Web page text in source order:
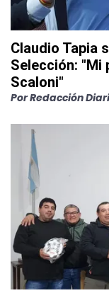
Claudio Tapia
Selección: "Mi
Scaloni"
PorRedacción